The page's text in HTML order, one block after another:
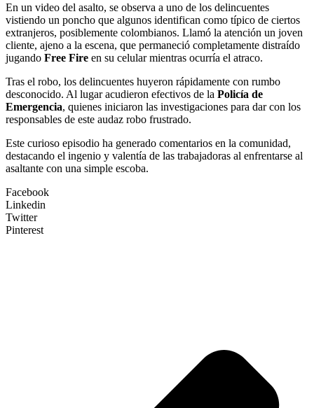
En un video del asalto, se observa a uno de los delincuentes
vistiendo un poncho que algunos identifican como típico de ciertos
extranjeros, posiblemente colombianos. Llamó la atención un joven
cliente, ajeno a la escena, que permaneció completamente distraído
jugando Free Fire en su celular mientras ocurría el atraco.
Tras el robo, los delincuentes huyeron rápidamente con rumbo
desconocido. Al lugar acudieron efectivos de la Policía de
Emergencia, quienes iniciaron las investigaciones para dar con los
responsables de este audaz robo frustrado.
Este curioso episodio ha generado comentarios en la comunidad,
destacando el ingenio y valentía de las trabajadoras al enfrentarse al
asaltante con una simple escoba.
Facebook
Linkedin
Twitter
Pinterest